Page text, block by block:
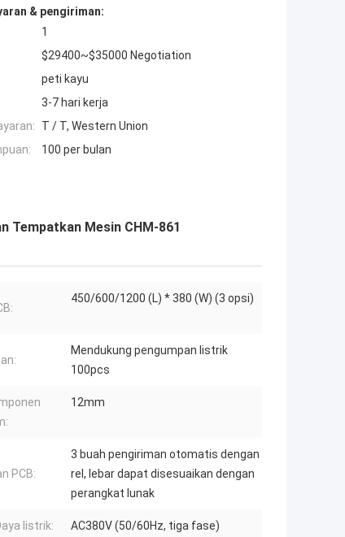
& pengiriman:
1
$29400~$35000 Negotiation
peti kayu
3-7 hari kerja
T / T, Western Union
100 per bulan
Tempatkan Mesin CHM-861
450/600/1200 (L) * 380 (W) (3 opsi)
Mendukung pengumpan listrik
100pcs
12mm
PCB:
3 buah pengiriman otomatis dengan
rel, lebar dapat disesuaikan dengan
perangkat lunak
listrik: AC380V (50/60Hz, tiga fase)